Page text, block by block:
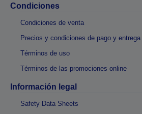
Condiciones
Condiciones de venta
Precios y condiciones de pago y entrega
Términos de uso
Términos de las promociones online
Información legal
Safety Data Sheets